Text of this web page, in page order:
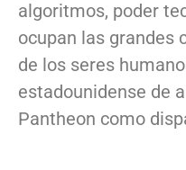
algoritmos, poder
ocupan las grandes
de los seres
estadounidense de
Pantheon como